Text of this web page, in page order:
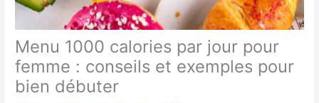
Menu 1000 calories par jour pour
femme : conseils et exemples pour
bien débuter